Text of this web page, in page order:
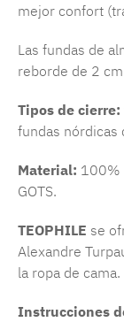
mejor confort
Las fundas de
reborde de 2
Tipos de cierre:
fundas nórdicas
Material: 100%
GOTS.
TEOPHILE se
Alexandre
la ropa de cama.
Instrucciones